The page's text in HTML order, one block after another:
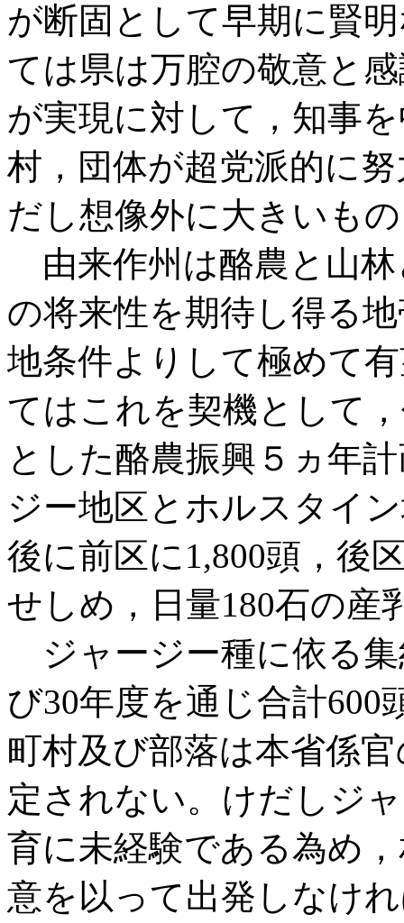
が断固として早期に賢
ては県は万腔の敬意と
が実現に対して，知事
村，団体が超党派的に
だし想像外に大きいも
由来作州は酪農と山
の将来性を期待し得る
地条件よりして極めて
てはこれを契機として
とした酪農振興５ヵ年
ジー地区とホルスタイ
後に前区に1,800頭，後
せしめ，日量180石の産
ジャージー種に依る集
び30年度を通じ合計600
町村及び部落は本省係
定されない。けだしジ
育に未経験である為め
意を以って出発しなけ